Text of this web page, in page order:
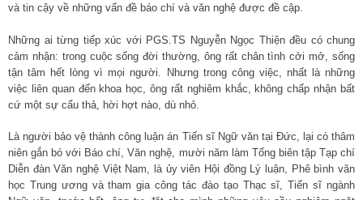
và tin cậy về những vấn đề báo chí và văn nghệ được đề cập.
Những ai từng tiếp xúc với PGS.TS Nguyễn Ngọc Thiện đều có chung
cảm nhận: trong cuộc sống đời thường, ông rất chân tình cởi mở, sống
tận tâm hết lòng vì mọi người. Nhưng trong công việc, nhất là những
việc liên quan đến khoa học, ông rất nghiêm khắc, không chấp nhận bất
cứ một sự cẩu thả, hời hợt nào, dù nhỏ.
Là người bảo vệ thành công luận án Tiến sĩ Ngữ văn tại Đức, lại có thâm
niên gắn bó với Báo chí, Văn nghệ, mười năm làm Tổng biên tập Tạp chí
Diễn đàn Văn nghệ Việt Nam, là ủy viên Hội đồng Lý luận, Phê bình văn
học Trung ương và tham gia công tác đào tạo Thạc sĩ, Tiến sĩ ngành